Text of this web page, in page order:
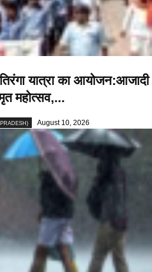
यात्रा का आयोजन:आजादी
महोत्सव,...
August 10, 2026